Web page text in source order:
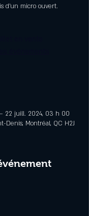
d’un micro ouvert.
22 juill. 2024, 03 h 00
Denis, Montréal, QC H2J